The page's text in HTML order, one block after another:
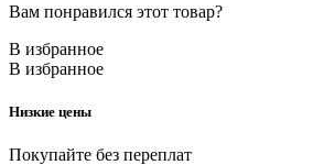
Вам понравился этот товар?
В избранное
В избранное
Низкие цены
Покупайте без переплат